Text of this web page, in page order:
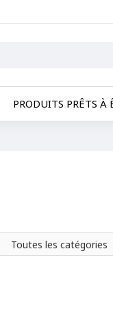
PRODUITS PRÊTS À